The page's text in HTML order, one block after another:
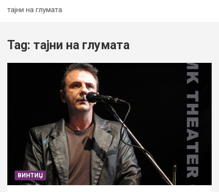
тајни на глумата
Tag: тајни на глумата
ВИНТИЏ